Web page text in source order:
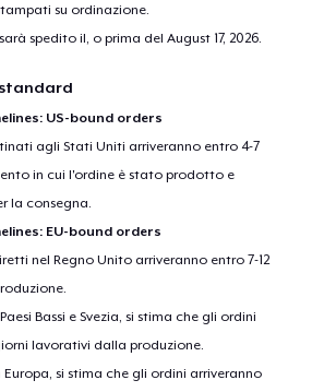
su ordinazione.
spedito il, o prima delAugust 17, 2026.
US-bound orders
agli Stati Uniti arriveranno entro 4-7
in cui l'ordine è stato prodotto e
la consegna.
EU-bound orders
nel Regno Unito arriveranno entro 7-12
Bassi e Svezia, si stima che gli ordini
lavorativi dalla produzione.
si stima che gli ordini arriveranno